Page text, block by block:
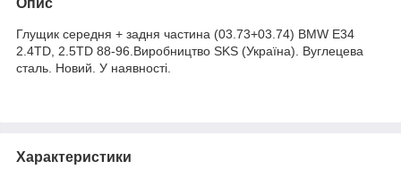
Глущик середня + задня частина (03.73+03.74) BMW E34
2.4TD, 2.5TD 88-96.Виробництво SKS (Україна). Вуглецева
сталь. Новий. У наявності.
Характеристики